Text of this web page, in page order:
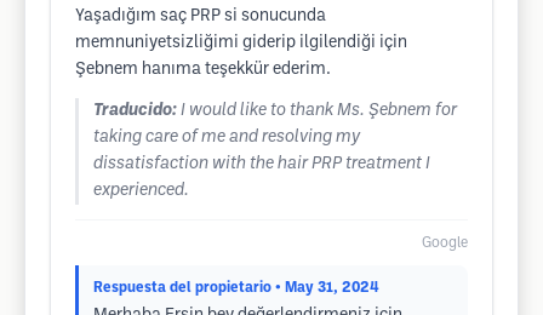
Yaşadığım saç PRP si sonucunda
memnuniyetsizliğimi giderip ilgilendiği için
Şebnem hanıma teşekkür ederim.
Traducido: I would like to thank Ms. Şebnem for
taking care of me and resolving my
dissatisfaction with the hair PRP treatment I
experienced.
Google
Respuesta del propietario • May 31, 2024